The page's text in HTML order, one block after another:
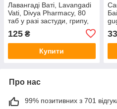
Лавангаді Ваті, Lavangadi
Vati, Divya Pharmacy, 80
таб у разі застуди, грипу,
ГРВІ, кашлю, болю в горлі
125 ₴
Купити
Про нас
99% позитивних з 701